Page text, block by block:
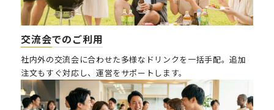
交流会でのご利用
社内外の交流会に合わせた多様なドリンクを一括手配。追加
注文もすぐ対応し、運営をサポートします。